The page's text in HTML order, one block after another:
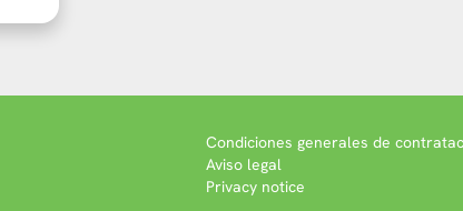
Condiciones generales de
Aviso legal
Privacy notice